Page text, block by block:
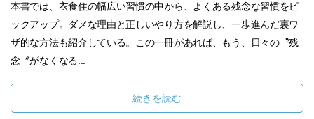
本書では、衣食住の幅広い習慣の中から、よくある残念な習慣をピ
ックアップ。ダメな理由と正しいやり方を解説し、一歩進んだ裏ワ
ザ的な方法も紹介している。この一冊があれば、もう、日々の〝残
念〞がなくなる...
続きを読む